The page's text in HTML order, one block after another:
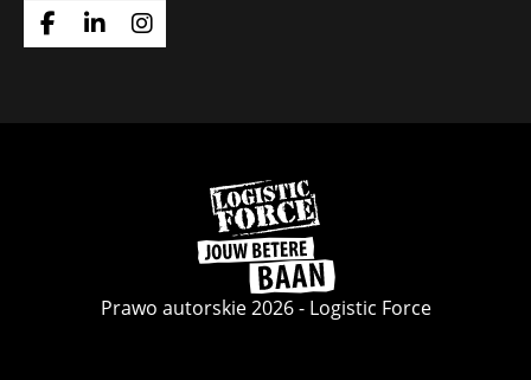
Idź
Facebook
Idź
LinkedIn
Idź
Instagram
Wróć
do
strony
głównej
Prawo autorskie 2026 - Logistic Force